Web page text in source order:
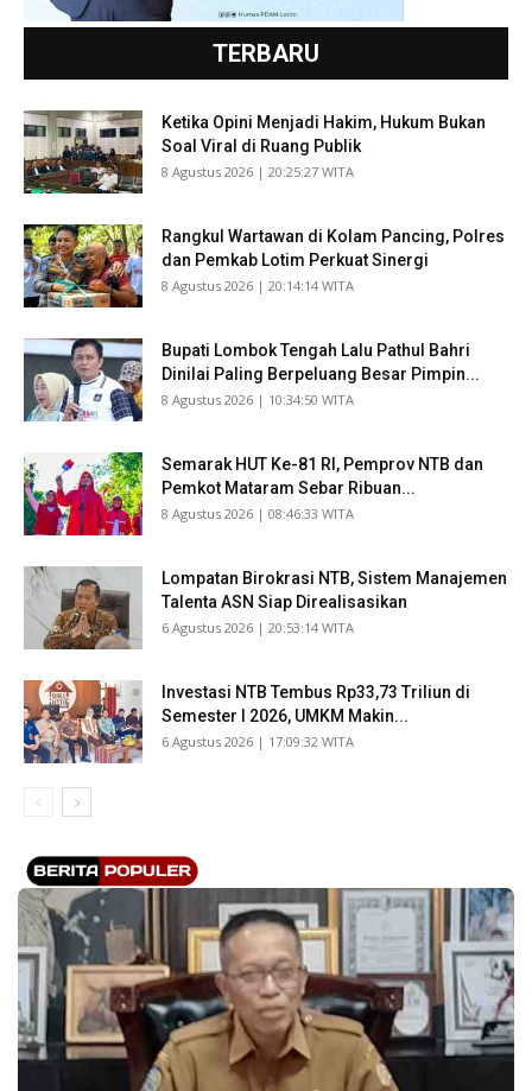
TERBARU
Ketika Opini Menjadi Hakim, Hukum Bukan
Soal Viral di Ruang Publik
​8 Agustus 2026 | 20:25:27 WITA
Rangkul Wartawan di Kolam Pancing, Polres
dan Pemkab Lotim Perkuat Sinergi
​8 Agustus 2026 | 20:14:14 WITA
Bupati Lombok Tengah Lalu Pathul Bahri
Dinilai Paling Berpeluang Besar Pimpin...
​8 Agustus 2026 | 10:34:50 WITA
Semarak HUT Ke-81 RI, Pemprov NTB dan
Pemkot Mataram Sebar Ribuan...
​8 Agustus 2026 | 08:46:33 WITA
Lompatan Birokrasi NTB, Sistem Manajemen
Talenta ASN Siap Direalisasikan
​6 Agustus 2026 | 20:53:14 WITA
Investasi NTB Tembus Rp33,73 Triliun di
Semester I 2026, UMKM Makin...
​6 Agustus 2026 | 17:09:32 WITA